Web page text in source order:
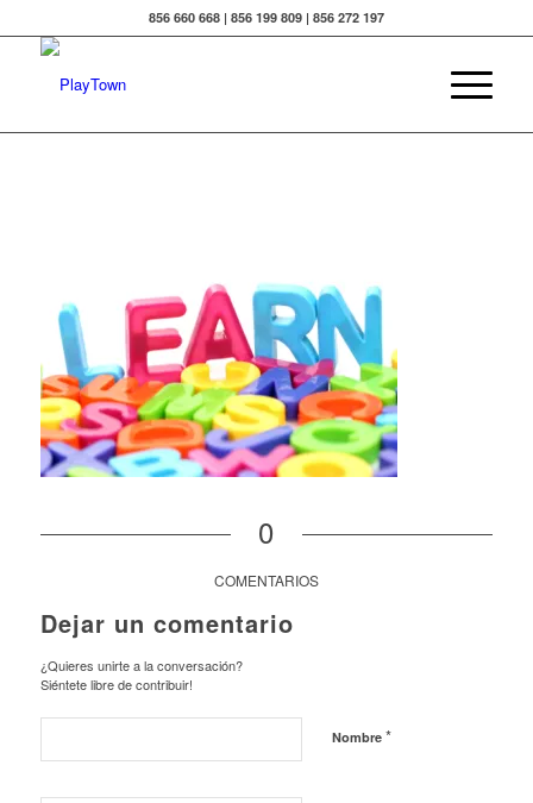
856 660 668 | 856 199 809 | 856 272 197
0
COMENTARIOS
Dejar un comentario
¿Quieres unirte a la conversación?
Siéntete libre de contribuir!
Nombre *